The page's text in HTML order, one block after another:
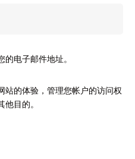
电子邮件地址。
站的体验，管理您帐户的访问权
他目的。